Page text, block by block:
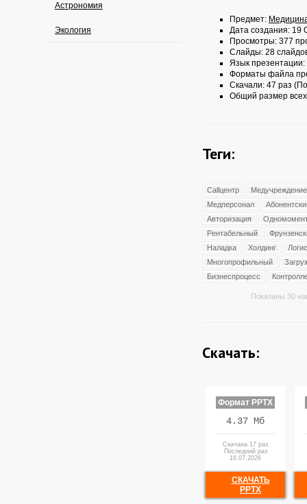
Астрономия
Экология
Предмет:
Дата создания: 19
Просмотры: 377
Слайды: 28
Язык презентации:
Форматы файла
Скачали: 47 раз
Общий размер
Теги:
Callцентр
Медучреждение
Медперсонал
Авторизация
Рентабельный
Наладка
Холдинг
Многопрофильный
Бизнеспроцесс
Показаны 30
Скачать:
Формат PPTX
4.37 Мб
Скачана 17 раз
Последний раз
16.07.2026
СКАЧАТЬ
PPTX